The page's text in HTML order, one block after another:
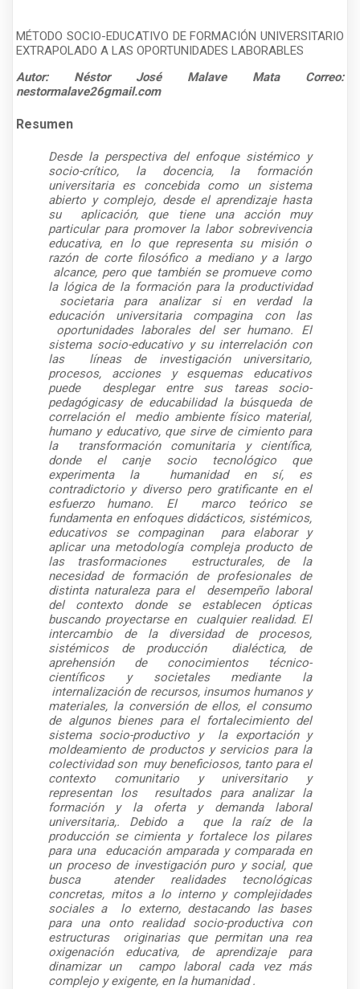
MÉTODO SOCIO-EDUCATIVO DE FORMACIÓN UNIVERSITARIO
EXTRAPOLADO A LAS OPORTUNIDADES LABORABLES
Autor: Néstor José Malave Mata
Correo:
nestormalave26gmail.com
Resumen
Desde la perspectiva del enfoque sistémico y
socio-crítico, la docencia, la formación
universitaria es concebida como un sistema
abierto y complejo, desde el aprendizaje hasta
su
aplicación, que tiene una acción muy
particular para promover la labor sobrevivencia
educativa, en lo que representa su misión o
razón de corte filosófico a mediano y a largo
alcance, pero que también se promueve como
la lógica de la formación para la productividad
societaria para analizar si en verdad la
educación universitaria compagina con las
oportunidades laborales del ser humano. El
sistema socio-educativo y su interrelación con
las
líneas de investigación universitario,
procesos, acciones y esquemas educativos
puede
desplegar entre sus tareas socio-
pedagógicasy de educabilidad la búsqueda de
correlación el
medio ambiente físico material,
humano y educativo, que sirve de cimiento para
la
transformación comunitaria y científica,
donde el canje socio tecnológico que
experimenta la
humanidad en sí, es
contradictorio y diverso pero gratificante en el
esfuerzo humano. El
marco teórico se
fundamenta en enfoques didácticos, sistémicos,
educativos se compaginan
para elaborar y
aplicar una metodología compleja producto de
las trasformaciones
estructurales, de la
necesidad de formación de profesionales de
distinta naturaleza para el
desempeño laboral
del contexto donde se establecen ópticas
buscando proyectarse en
cualquier realidad. El
intercambio de la diversidad de procesos,
sistémicos de producción
dialéctica, de
aprehensión de conocimientos técnico-
científicos y societales mediante la
internalización de recursos, insumos humanos y
materiales, la conversión de ellos, el consumo
de algunos bienes para el fortalecimiento del
sistema socio-productivo y
la exportación y
moldeamiento de productos y servicios para la
colectividad son muy beneficiosos, tanto para el
contexto comunitario y universitario y
representan los
resultados para analizar la
formación y la oferta y demanda laboral
universitaria,. Debido a
que la raíz de la
producción se cimienta y fortalece los pilares
para una
educación amparada y comparada en
un proceso de investigación puro y social, que
busca
atender realidades tecnológicas
concretas, mitos a lo interno y complejidades
sociales a
lo externo, destacando las bases
para una onto realidad socio-productiva con
estructuras
originarias que permitan una rea
oxigenación educativa, de aprendizaje para
dinamizar un
campo laboral cada vez más
complejo y exigente, en la humanidad .